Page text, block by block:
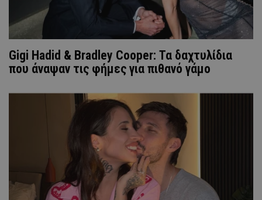
Gigi Hadid & Bradley Cooper: Τα δαχτυλίδια
που άναψαν τις φήμες για πιθανό γάμο